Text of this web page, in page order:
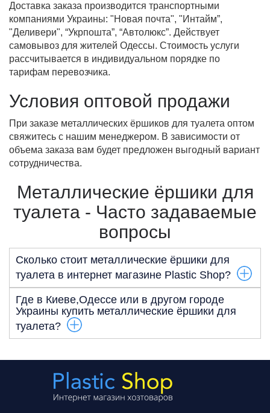
Доставка заказа производится транспортными
компаниями Украины: "Новая почта", "Интайм”,
"Деливери", “Укрпошта”, “Автолюкс”. Действует
самовывоз для жителей Одессы. Стоимость услуги
рассчитывается в индивидуальном порядке по
тарифам перевозчика.
Условия оптовой продажи
При заказе металлических ёршиков для туалета оптом
свяжитесь с нашим менеджером. В зависимости от
объема заказа вам будет предложен выгодный вариант
сотрудничества.
Металлические ёршики для
туалета - Часто задаваемые
вопросы
Сколько стоит металлические ёршики для
туалета в интернет магазине Plastic Shop?
грн до 200.00грн.
Где в Киеве,Одессе или в другом городе
Украины купить металлические ёршики для
туалета?
вы можете на нашем сайте либо позвонив по
телефонам указаным в разделе контакты. Мы
осуществляем доставку по всей Украине.